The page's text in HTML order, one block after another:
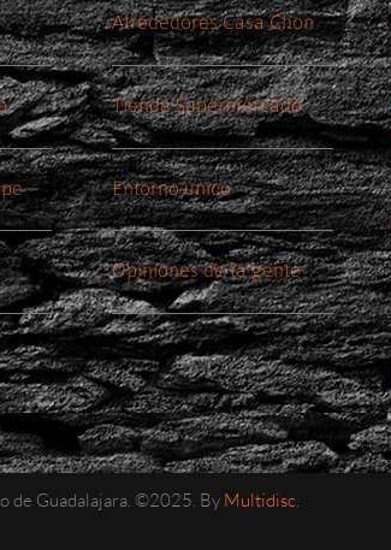
Alrededores Casa Chon
Tienda Supermercado
Entorno único
Opiniones de la gente
de Guadalajara. ©2025. By Multidisc.